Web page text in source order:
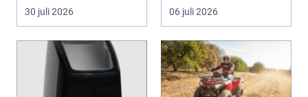
30 juli 2026 06 juli 2026